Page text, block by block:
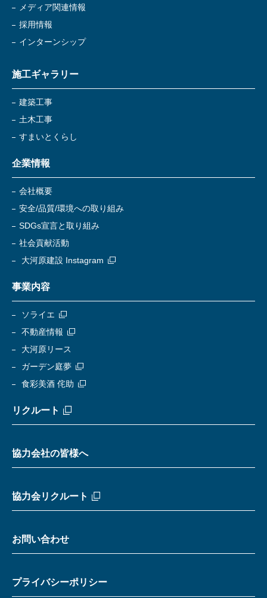
メディア関連情報
採用情報
インターンシップ
施工ギャラリー
建築工事
土木工事
すまいとくらし
企業情報
会社概要
安全/品質/環境への取り組み
SDGs宣言と取り組み
社会貢献活動
大河原建設 Instagram
事業内容
ソライエ
不動産情報
大河原リース
ガーデン庭夢
食彩美酒 侘助
リクルート
協力会社の皆様へ
協力会リクルート
お問い合わせ
プライバシーポリシー